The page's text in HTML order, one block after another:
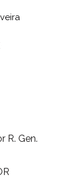
R. Gen.